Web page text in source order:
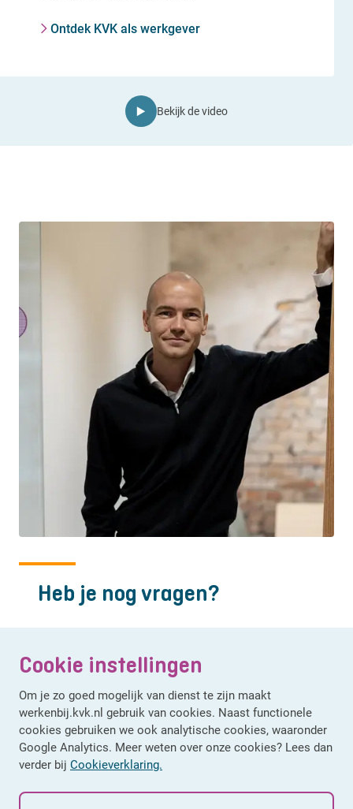
Cookie instellingen
Om je zo goed mogelijk van dienst te zijn maakt
werkenbij.kvk.nl gebruik van cookies. Naast functionele
cookies gebruiken we ook analytische cookies, waaronder
Google Analytics. Meer weten over onze cookies? Lees dan
verder bij Cookieverklaring.
Ontdek KVK als werkgever
Bekijk de video
Heb je nog vragen?
Stuur een Whatsapp
Stel een vraag